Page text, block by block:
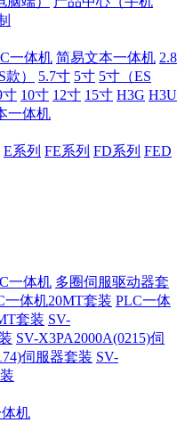
一体机 简易文本一体机 2.8
） 5.7寸 5寸 5寸（ES
寸 10寸 12寸 15寸 H3G H3U
一体机
E系列 FE系列 FD系列 FED
一体机 多圈伺服驱动器套
一体机20MT套装 PLC一体
套装 SV-
SV-X3PA2000A(0215)伺
伺服器套装 SV-
机